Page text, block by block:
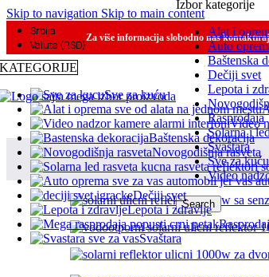
Skip to navigation Skip to main content
Srbija
Valuta (RSD)
Za više informacija slobodno nas
Izbor kategorije
Alat i
Auto
Baštenska
Dečiji svet
Lepota i
Rasprodaja
Solarna i
Svaštara
Sve za kuću
Video
Search
KATEGORIJE
Sve za kuću
Video
Baštenska dekoracija
Novogodišnja rasveta
Dečiji svet
Lepota i zdravlje
Svaštara